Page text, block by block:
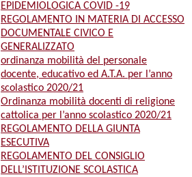
EPIDEMIOLOGICA COVID -19
REGOLAMENTO IN MATERIA DI ACCESSO
DOCUMENTALE CIVICO E
GENERALIZZATO
ordinanza mobilità del personale
docente, educativo ed A.T.A. per l’anno
scolastico 2020/21
Ordinanza mobilità docenti di religione
cattolica per l’anno scolastico 2020/21
REGOLAMENTO DELLA GIUNTA
ESECUTIVA
REGOLAMENTO DEL CONSIGLIO
DELL’ISTITUZIONE SCOLASTICA